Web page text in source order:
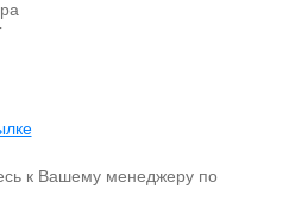
к Вашему менеджеру по